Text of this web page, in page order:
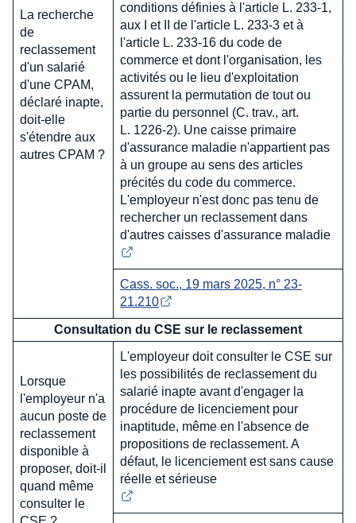
La recherche
de
reclassement
d'un salarié
d'une CPAM,
déclaré inapte,
doit-elle
s'étendre aux
autres CPAM ?
conditions définies à l'article L. 233-1,
aux I et II de l'article L. 233-3 et à
l'article L. 233-16 du code de
commerce et dont l'organisation, les
activités ou le lieu d'exploitation
assurent la permutation de tout ou
partie du personnel (C. trav., art.
L. 1226-2). Une caisse primaire
d'assurance maladie n'appartient pas
à un groupe au sens des articles
précités du code du commerce.
L'employeur n'est donc pas tenu de
rechercher un reclassement dans
d'autres caisses d'assurance maladie
Cass. soc., 19 mars 2025, n° 23-
21.210
Consultation du CSE sur le reclassement
Lorsque
l'employeur n'a
aucun poste de
reclassement
disponible à
proposer, doit-il
quand même
consulter le
L'employeur doit consulter le CSE sur
les possibilités de reclassement du
salarié inapte avant d'engager la
procédure de licenciement pour
inaptitude, même en l'absence de
propositions de reclassement. A
défaut, le licenciement est sans cause
réelle et sérieuse